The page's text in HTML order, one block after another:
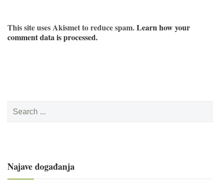
This site uses Akismet to reduce spam.Learn how your
comment data is processed.
for:
Najave događanja